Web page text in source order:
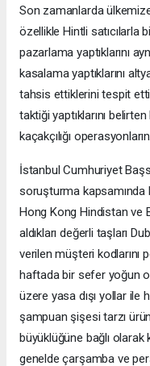
Son zamanlarda
özellikle Hintli satıcılarla
pazarlama yaptıklarını
kasalama yaptıklarını
tahsis ettiklerini tespit
taktiği yaptıklarını
kaçakçılığı
İstanbul Cumhuriyet
soruşturma kapsamında
Hong Kong Hindistan ve
aldıkları değerli taşları
verilen müşteri
haftada bir sefer yoğun
üzere yasa dışı yollar ile
şampuan şişesi tarzı
büyüklüğüne bağlı
genelde çarşamba ve